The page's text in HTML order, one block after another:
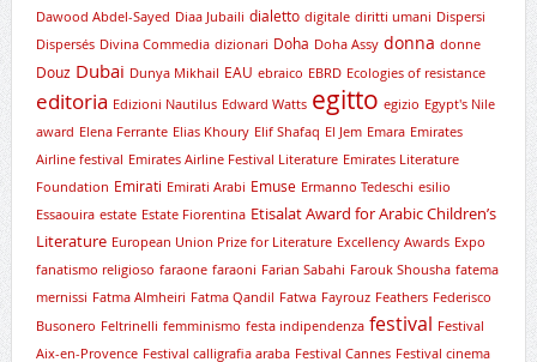
Dawood Abdel-Sayed Diaa Jubaili dialetto digitale diritti umani Dispersi
Dispersés Divina Commedia dizionari Doha Doha Assy donna donne
Douz Dubai Dunya Mikhail EAU ebraico EBRD Ecologies of resistance
editoria Edizioni Nautilus Edward Watts egitto egizio Egypt's Nile
award Elena Ferrante Elias Khoury Elif Shafaq El Jem Emara Emirates
Airline festival Emirates Airline Festival Literature Emirates Literature
Foundation Emirati Emirati Arabi Emuse Ermanno Tedeschi esilio
Essaouira estate Estate Fiorentina Etisalat Award for Arabic Children’s
Literature European Union Prize for Literature Excellency Awards Expo
fanatismo religioso faraone faraoni Farian Sabahi Farouk Shousha fatema
mernissi Fatma Almheiri Fatma Qandil Fatwa Fayrouz Feathers Federisco
Busonero Feltrinelli femminismo festa indipendenza festival Festival
Aix-en-Provence Festival calligrafia araba Festival Cannes Festival cinema